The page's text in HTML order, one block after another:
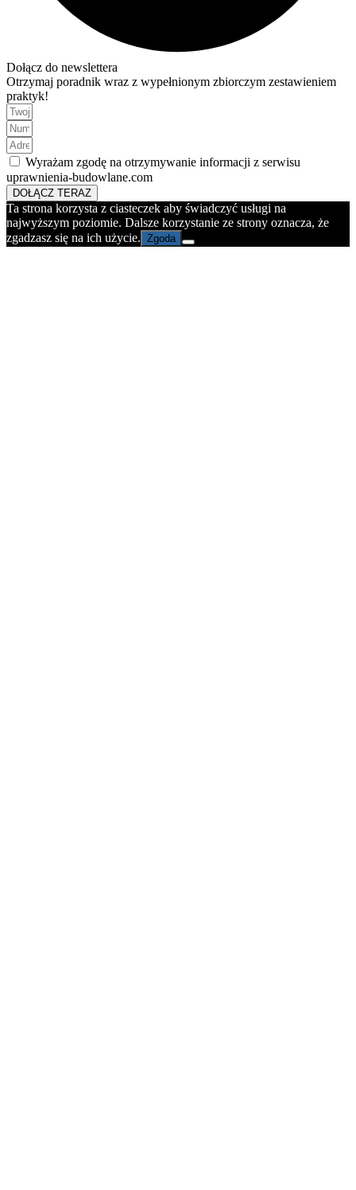
Dołącz do newslettera
Otrzymaj poradnik wraz z wypełnionym zbiorczym zestawieniem
praktyk!
Wyrażam zgodę na otrzymywanie informacji z serwisu
uprawnienia-budowlane.com
DOŁĄCZ TERAZ
Ta strona korzysta z ciasteczek aby świadczyć usługi na
najwyższym poziomie. Dalsze korzystanie ze strony oznacza, że
zgadzasz się na ich użycie. Zgoda